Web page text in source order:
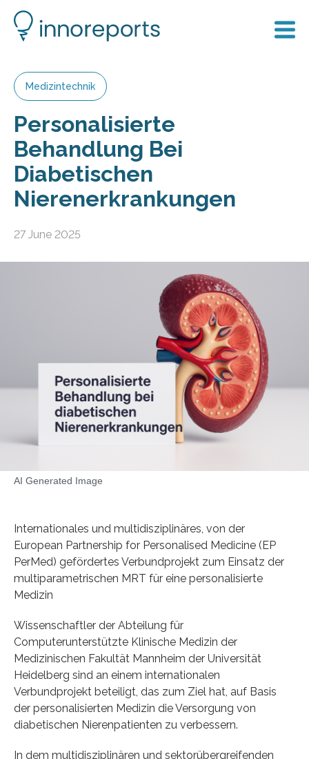
Medizintechnik
Personalisierte
Behandlung Bei
Diabetischen
Nierenerkrankungen
27 June 2025
AI Generated Image
Internationales und multidisziplinäres, von der
European Partnership for Personalised Medicine (EP
PerMed) gefördertes Verbundprojekt zum Einsatz der
multiparametrischen MRT für eine personalisierte
Medizin
Wissenschaftler der Abteilung für
Computerunterstützte Klinische Medizin der
Medizinischen Fakultät Mannheim der Universität
Heidelberg sind an einem internationalen
Verbundprojekt beteiligt, das zum Ziel hat, auf Basis
der personalisierten Medizin die Versorgung von
diabetischen Nierenpatienten zu verbessern.
In dem multidisziplinären und sektorübergreifenden